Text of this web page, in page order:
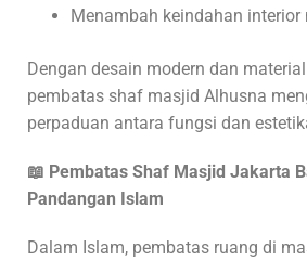
Menambah keindahan interior
Dengan desain modern dan
pembatas shaf masjid Alhusna
perpaduan antara fungsi dan
📖 Pembatas Shaf Masjid Jakarta
Pandangan Islam
Dalam Islam, pembatas ruang di